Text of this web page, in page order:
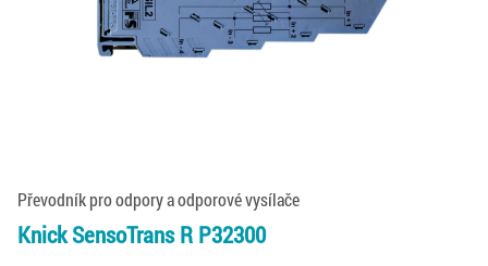
Převodník pro odpory a odporové vysílače
Knick SensoTrans R P32300